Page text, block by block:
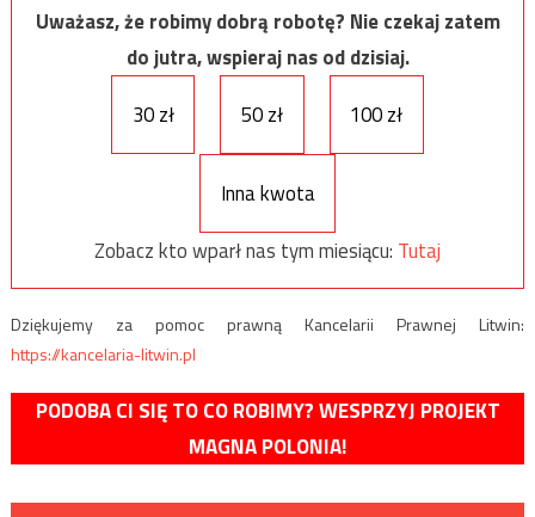
Uważasz, że robimy dobrą robotę? Nie czekaj zatem
do jutra, wspieraj nas od dzisiaj.
30 zł
50 zł 100 zł
Inna kwota
Zobacz kto wparł nas tym miesiącu: Tutaj
Dziękujemy za pomoc prawną Kancelarii Prawnej Litwin:
https://kancelaria-litwin.pl
PODOBA CI SIĘ TO CO ROBIMY? WESPRZYJ PROJEKT
MAGNA POLONIA!